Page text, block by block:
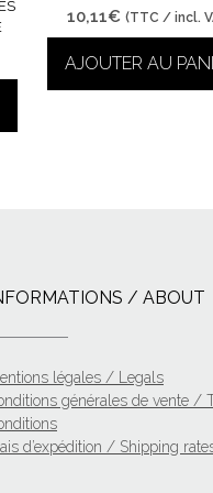
10,11€ (TTC / incl.
AJOUTER AU
/ ABOUT
légales / Legals
générales de vente /
d’expédition / Shipping